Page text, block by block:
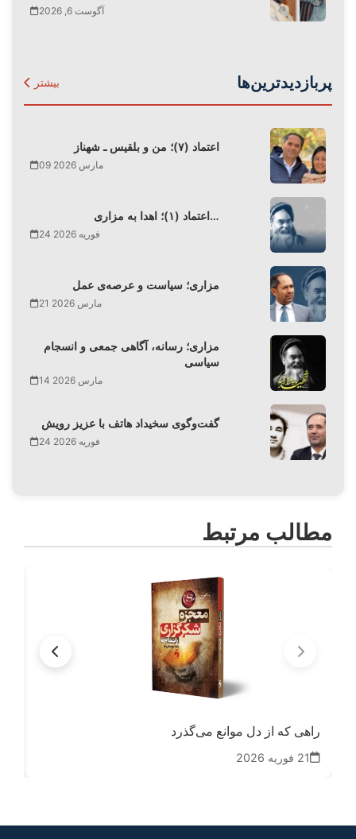
آگوست 6, 2026
پربازدیدترین‌ها بیشتر
اعتماد (۷)؛ من و بلقیس ـ شهناز
09 مارس 2026
اعتماد (۱)؛ اهدا به مزاری…
24 فوریه 2026
مزاری؛ سیاست و عرصه‌ی عمل
21 مارس 2026
مزاری؛ رسانه، آگاهی جمعی و انسجام
سیاسی
14 مارس 2026
گفت‌وگوی سخیداد هاتف با عزیز رویش
24 فوریه 2026
مطالب مرتبط
راهی که از دل موانع می‌گذرد
21 فوریه 2026